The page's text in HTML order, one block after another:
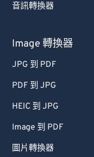
音訊轉換器
Image 轉換器
JPG 到 PDF
PDF 到 JPG
HEIC 到 JPG
Image 到 PDF
圖片轉換器